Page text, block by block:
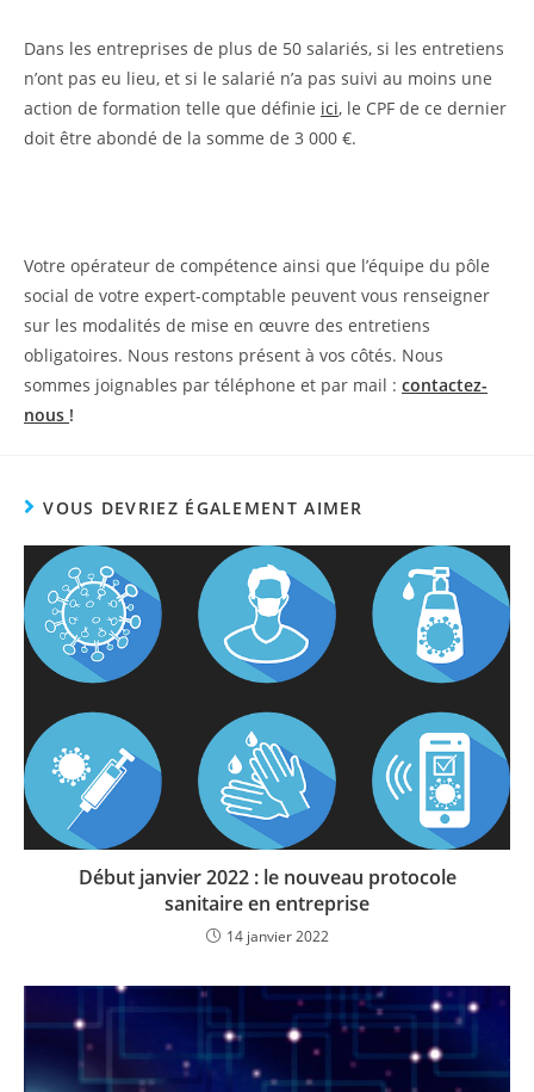
Dans les entreprises de plus de 50 salariés, si les entretiens
n’ont pas eu lieu, et si le salarié n’a pas suivi au moins une
action de formation telle que définie ici, le CPF de ce dernier
doit être abondé de la somme de 3 000 €.
Votre opérateur de compétence ainsi que l’équipe du pôle
social de votre expert-comptable peuvent vous renseigner
sur les modalités de mise en œuvre des entretiens
obligatoires. Nous restons présent à vos côtés. Nous
sommes joignables par téléphone et par mail : contactez-
nous !
VOUS DEVRIEZ ÉGALEMENT AIMER
Début janvier 2022 : le nouveau protocole
sanitaire en entreprise
14 janvier 2022